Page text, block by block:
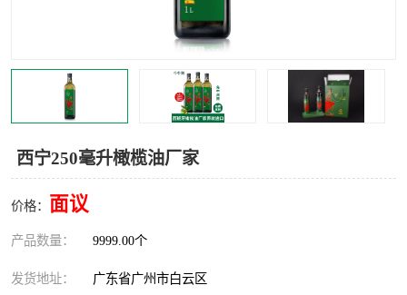
西宁250毫升橄榄油厂家
价格： 面议
产品数量： 9999.00个
发货地址： 广东省广州市白云区